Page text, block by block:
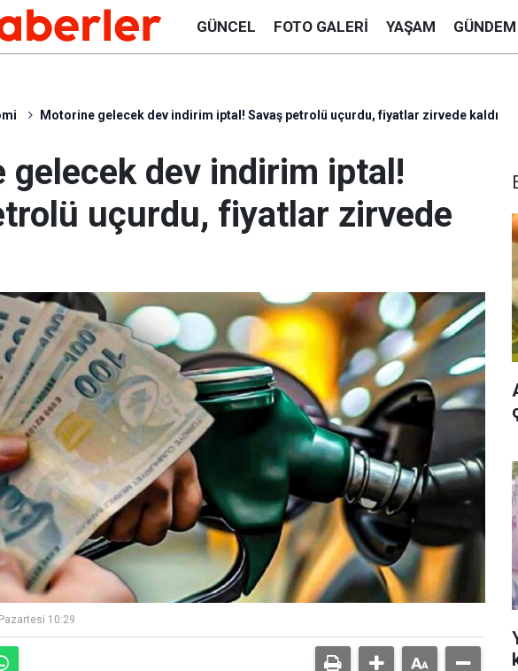
GÜNCEL FOTO GALERI YAŞAM GÜNDEM
Motorine gelecek dev indirim iptal! Savaş petrolü uçurdu, fiyatlar zirvede kaldı
gelecek dev indirim iptal!
uçurdu, fiyatlar zirvede
10:29